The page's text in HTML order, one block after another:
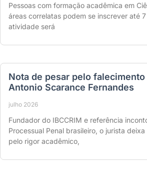
Pessoas com formação acadêmica em
áreas correlatas podem se inscrever até
atividade será
Nota de pesar pelo
Antonio Scarance Fernandes
julho 2026
Fundador do IBCCRIM e referência
Processual Penal brasileiro, o jurista
pelo rigor acadêmico,